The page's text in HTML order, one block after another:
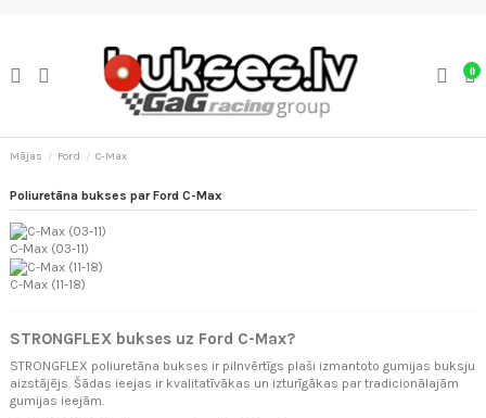
0
Mājas Ford C-Max
Poliuretāna bukses par Ford C-Max
C-Max (03-11)
C-Max (11-18)
STRONGFLEX bukses uz Ford C-Max?
STRONGFLEX poliuretāna bukses ir pilnvērtīgs plaši izmantoto gumijas buksju
aizstājējs. Šādas ieejas ir kvalitatīvākas un izturīgākas par tradicionālajām
gumijas ieejām.